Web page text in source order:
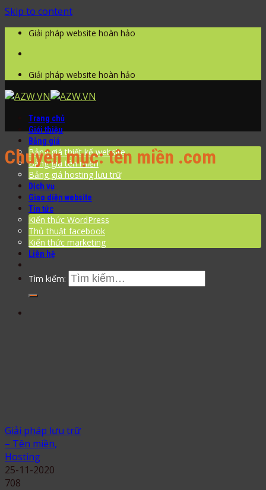
Skip to content
Giải pháp website hoàn hảo
Giải pháp website hoàn hảo
Trang chủ
Giới thiệu
Bảng giá
Bảng giá thiết kế website
Bảng giá tên miền
Bảng giá hosting lưu trữ
Dịch vụ
Giao diện website
Tin tức
Kiến thức WordPress
Thủ thuật facebook
Kiến thức marketing
Liên hệ
Tìm kiếm:
Chuyên mục: tên miền .com
Giải pháp lưu trữ
– Tên miền,
Hosting
25-11-2020
708